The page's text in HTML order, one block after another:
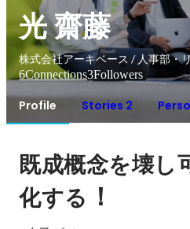
光 齋藤
株式会社アーキベース / 人事部・
6Connections3Followers
Profile Stories 2
既成概念を壊し
化する ！